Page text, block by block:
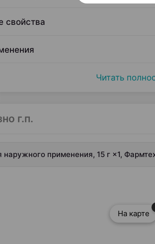
свойства
Читать
г.п.
применения, 15 г ×1,
На карте